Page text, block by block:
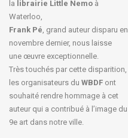
la librairie Little Nemo à
Waterloo,
Frank Pé, grand auteur disparu en
novembre dernier, nous laisse
une œuvre exceptionnelle.
Très touchés par cette disparition,
les organisateurs du WBDF ont
souhaité rendre hommage à cet
auteur qui a contribué à l’image du
9e art dans notre ville.